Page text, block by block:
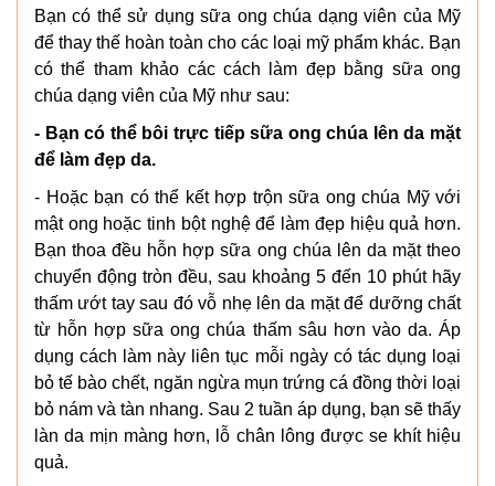
Bạn có thể sử dụng sữa ong chúa dạng viên của Mỹ
để thay thế hoàn toàn cho các loại mỹ phẩm khác. Bạn
có thể tham khảo các cách làm đẹp bằng sữa ong
chúa dạng viên của Mỹ như sau:
- Bạn có thể bôi trực tiếp sữa ong chúa lên da mặt
để làm đẹp da.
- Hoặc bạn có thể kết hợp trộn sữa ong chúa Mỹ với
mật ong hoặc tinh bột nghệ để làm đẹp hiệu quả hơn.
Bạn thoa đều hỗn hợp sữa ong chúa lên da mặt theo
chuyển động tròn đều, sau khoảng 5 đến 10 phút hãy
thấm ướt tay sau đó vỗ nhẹ lên da mặt để dưỡng chất
từ hỗn hợp sữa ong chúa thấm sâu hơn vào da. Áp
dụng cách làm này liên tục mỗi ngày có tác dụng loại
bỏ tế bào chết, ngăn ngừa mụn trứng cá đồng thời loại
bỏ nám và tàn nhang. Sau 2 tuần áp dụng, bạn sẽ thấy
làn da mịn màng hơn, lỗ chân lông được se khít hiệu
quả.